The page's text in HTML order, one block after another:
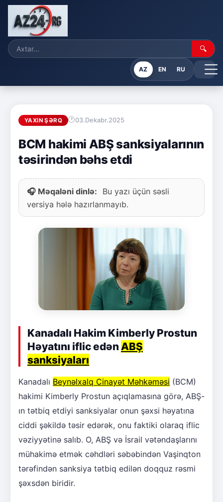
🔍
AZ EN RU
YAXIN ŞƏRQ 03.Dekabr.2025
BCM hakimi ABŞ sanksiyalarının
təsirindən bəhs etdi
🎧 Məqaləni dinlə:
Bu yazı üçün səsli
versiya hələ hazırlanmayıb.
Kanadalı Hakim Kimberly Prostun
Həyatını iflic edən ABŞ
sanksiyaları
Kanadalı Beynəlxalq Cinayət Məhkəməsi (BCM)
hakimi Kimberly Prostun açıqlamasına görə, ABŞ-
ın tətbiq etdiyi sanksiyalar onun şəxsi həyatına
ciddi şəkildə təsir edərək, onu faktiki olaraq iflic
vəziyyətinə salıb. O, ABŞ və İsrail vətəndaşlarını
mühakimə etmək cəhdləri səbəbindən Vaşinqton
tərəfindən sanksiya tətbiq edilən doqquz rəsmi
şəxsdən biridir.